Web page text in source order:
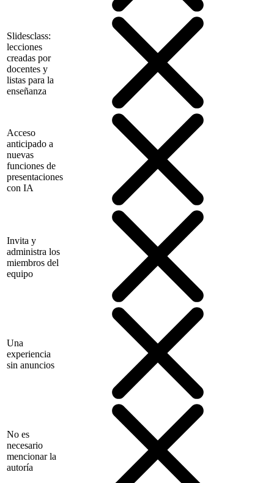
Slidesclass:
lecciones
creadas por
docentes y
listas para la
enseñanza
Acceso
anticipado a
nuevas
funciones de
presentaciones
con IA
Invita y
administra los
miembros del
equipo
Una
experiencia
sin anuncios
No es
necesario
mencionar la
autoría